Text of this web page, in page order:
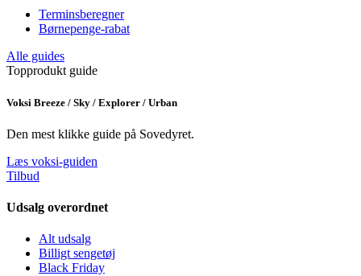
Terminsberegner
Børnepenge-rabat
Alle guides
Topprodukt guide
Voksi Breeze / Sky / Explorer / Urban
Den mest klikke guide på Sovedyret.
Læs voksi-guiden
Tilbud
Udsalg overordnet
Alt udsalg
Billigt sengetøj
Black Friday